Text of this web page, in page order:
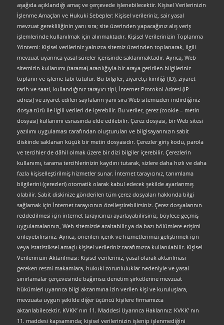
aşağıda açıklandığı amaç ve çerçevede işlenebilecektir. Kişisel Verilerinizin
İşlenme Amaçları ve Hukuki Sebepler: Kişisel verileriniz, sair yasal
mevzuat gerekliliğinin yanı sıra; site üzerinden yapacağınız alış veriş
işlemlerinde kullanılmak için alınmaktadır. Kişisel Verilerinizin Toplanma
Yöntemi: Kişisel verileriniz yalnızca sitemiz üzerinden toplanarak, ilgili
mevzuat uyarınca yasal süreler içerisinde saklanmaktadır. Ayrıca, Web
sitemizin kullanımı (tarama) aracılığıyla bir araya getirilen bilgileriniz
toplanır ve işleme tabi tutulur. Bu bilgiler, ziyaretçi kimliği (ID), ziyaret
tarih ve saati, kullandığınız tarayıcı tipi, İnternet Protokol Adresi (IP
adresi) ve ziyaret edilen sayfaların yanı sıra Web sitemizden indirdiğiniz
dosya türü ile ilgili verileri de içerebilir. Bu veriler, çerez (cookie – metin
dosyası) kullanımı esnasında elde edilebilir. Çerez dosyası, bir Web sitesi
yazılımı uygulaması tarafından oluşturulan ve bilgisayarınızın sabit
diskinde saklanan küçük bir metin dosyasıdır. Çerezler giriş kodu, parola
ve tercihler de dâhil olmak üzere bir dizi bilgiler içerebilir. Çerezlerin
kullanımı, tarama tercihlerinizin kaydını tutarak, sizlere daha hızlı ve daha
fazla kişiselleştirilmiş hizmetler sunar. İnternet tarayıcınız, tanımlama
bilgilerini (çerezleri) otomatik olarak kabul edecek şekilde ayarlanmış
olabilir. Sabit diskinize gönderilen tüm çerez dosyaları hakkında bilgi
sağlamak için İnternet tarayıcınızı özelleştirebilirsiniz. Çerez dosyalarının
reddedilmesi için internet tarayıcınızı ayarlayabilirsiniz, böylece geçmiş
uygulamalarınızı, Web sitemizde azaltabilir ya da bazı bölümlere erişimi
önleyebilirsiniz. Ayrıca, önerilen içerik ve hizmetlerimizi geliştirmek için
veya istatistiksel amaçlı kişisel verileriniz tarafımızca kullanılabilir. Kişisel
Verilerinizin Aktarılması: Kişisel verileriniz, yasal olarak aktarılması
gereken resmi makamlara, hukuki zorunluluklar nedeniyle ve yasal
sınırlamalar çerçevesinde bağımsız denetim şirketlerine mevzuat
hükümleri uyarınca bilgi aktarımına izin verilen kişi ve kuruluşlara,
mevzuata uygun şekilde diğer üçüncü kişilere firmamızca
aktarılabilecektir. KVKK’ nın 11. Maddesi Uyarınca Haklarınız: KVKK’ nın
11. maddesi kapsamında; kişisel verilerinizin işlenip işlenmediğini